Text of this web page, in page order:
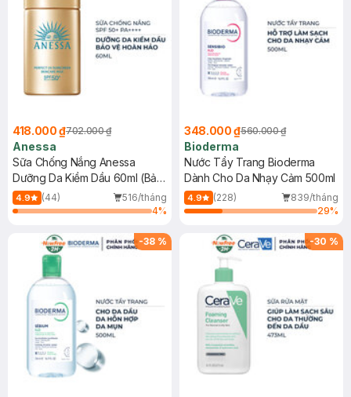
418.000 ₫702.000 ₫
Anessa
Sữa Chống Nắng Anessa
Dưỡng Da Kiềm Dầu 60ml (Bản
Mới)
4.9 (44)
516/tháng
4%
348.000 ₫560.000 ₫
Bioderma
Nước Tẩy Trang Bioderma
Dành Cho Da Nhạy Cảm 500ml
4.9 (228)
839/tháng
29%
-38 % -30 %